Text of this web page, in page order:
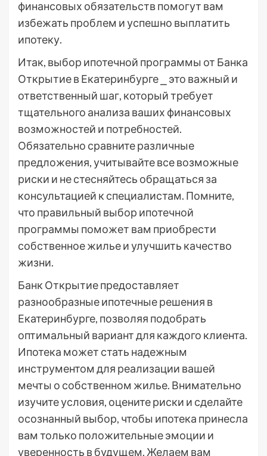
финансовых обязательств помогут вам
избежать проблем и успешно выплатить
ипотеку.
Итак, выбор ипотечной программы от Банка
Открытие в Екатеринбурге ⎯ это важный и
ответственный шаг, который требует
тщательного анализа ваших финансовых
возможностей и потребностей.
Обязательно сравните различные
предложения, учитывайте все возможные
риски и не стесняйтесь обращаться за
консультацией к специалистам. Помните,
что правильный выбор ипотечной
программы поможет вам приобрести
собственное жилье и улучшить качество
жизни.
Банк Открытие предоставляет
разнообразные ипотечные решения в
Екатеринбурге, позволяя подобрать
оптимальный вариант для каждого клиента.
Ипотека может стать надежным
инструментом для реализации вашей
мечты о собственном жилье. Внимательно
изучите условия, оцените риски и сделайте
осознанный выбор, чтобы ипотека принесла
вам только положительные эмоции и
уверенность в будущем. Желаем вам